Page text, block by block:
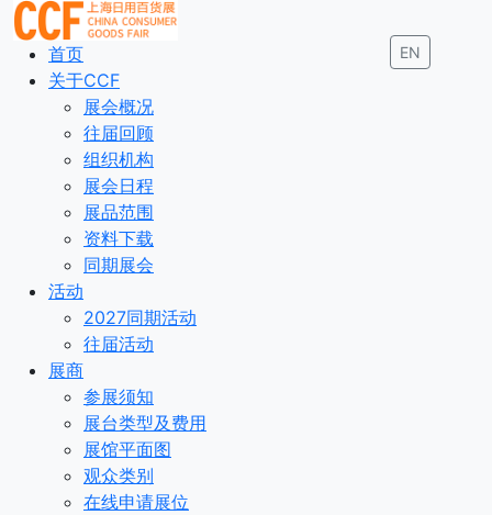
EN
首页
关于CCF
展会概况
往届回顾
组织机构
展会日程
展品范围
资料下载
同期展会
活动
2027同期活动
往届活动
展商
参展须知
展台类型及费用
展馆平面图
观众类别
在线申请展位